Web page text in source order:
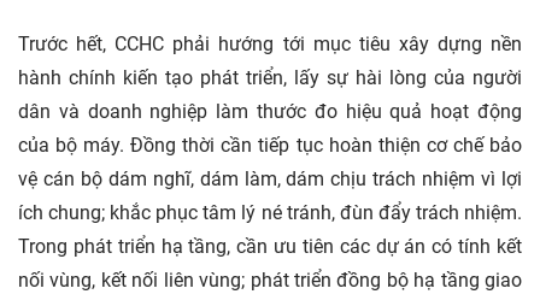
Trước hết, CCHC phải hướng tới mục tiêu xây dựng nền
hành chính kiến tạo phát triển, lấy sự hài lòng của người
dân và doanh nghiệp làm thước đo hiệu quả hoạt động
của bộ máy. Đồng thời cần tiếp tục hoàn thiện cơ chế bảo
vệ cán bộ dám nghĩ, dám làm, dám chịu trách nhiệm vì lợi
ích chung; khắc phục tâm lý né tránh, đùn đẩy trách nhiệm.
Trong phát triển hạ tầng, cần ưu tiên các dự án có tính kết
nối vùng, kết nối liên vùng; phát triển đồng bộ hạ tầng giao